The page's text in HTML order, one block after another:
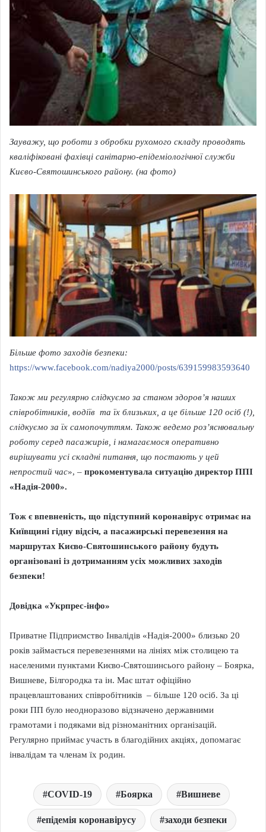
Зауважу, що роботи з обробки рухомого складу проводять
кваліфіковані фахівці санітарно-епідеміологічної служби
Києво-Святошинського району. (на фото)
Більше фото заходів безпеки:
https://www.facebook.com/nadiya2000/posts/639159983593640
Також ми регулярно слідкуємо за станом здоров’я наших
співробітників, водіїв та їх близьких, а це більше 120 осіб (!),
слідкуємо за їх самопочуттям. Також ведемо роз’яснювальну
роботу серед пасажирів, і намагаємося оперативно
вирішувати усі складні питання, що постають у цей
непростий час», – прокоментувала ситуацію директор ППІ
«Надія-2000».
Тож є впевненість, що підступний коронавірус отримає на
Київщині гідну відсіч, а пасажирські перевезення на
маршрутах Києво-Святошинського району будуть
організовані із дотриманням усіх можливих заходів
безпеки!
Довідка «Укрпрес-інфо»
Приватне Підприємство Інвалідів «Надія-2000» близько 20
років займається перевезеннями на лініях між столицею та
населеними пунктами Києво-Святошинсього району – Боярка,
Вишневе, Білгородка та ін. Має штат офіційно
працевлаштованих співробітників – більше 120 осіб. За ці
роки ПП було неодноразово відзначено державними
грамотами і подяками від різноманітних організацій.
Регулярно приймає участь в благодійних акціях, допомагає
інвалідам та членам їх родин.
COVID-19 Боярка Вишневе
епідемія коронавірусу заходи безпеки